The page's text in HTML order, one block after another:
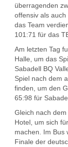
überragenden
offensiv als
das Team
101:71 für das
Am letzten Tag
Halle, um das
Sabadell BQ
Spiel nach dem
finden, um den
65:98 für
Gleich nach
Hotel, um sich
machen. Im Bus
Finale der